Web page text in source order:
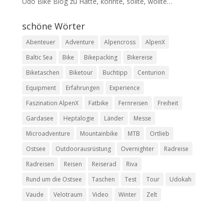
schöne Wörter
Abenteuer Adventure Alpencross
AlpenX
Baltic Sea
Bike Bikepacking
Bikereise
Biketaschen
Biketour Buchtipp
Centurion
Equipment
Erfahrungen
Experience
Faszination AlpenX
Fatbike Fernreisen
Freiheit
Gardasee
Heptalogie Länder
Messe
Microadventure
Mountainbike MTB
Ortlieb
Ostsee
Outdoorausrüstung Overnighter
Radreise
Radreisen
Reisen Reiserad
Riva
Rund um die Ostsee
Taschen Test Tour
Udokah
Vaude
Velotraum Video Winter Zelt